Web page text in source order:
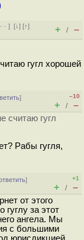
·][↓] [↑]
+ / –
гугл хорошей
]
–10
+ / –
считаю гугл
Рабы гугля,
]
+1
+ / –
от этого
за этот
ангела. Мы
с большими